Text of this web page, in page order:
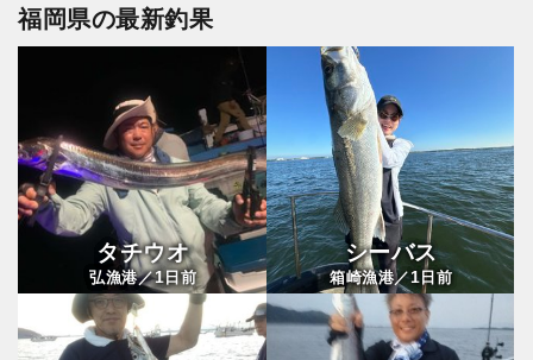
福岡県の最新釣果
タチウオ
弘漁港／1日前
シーバス
箱崎漁港／1 日前